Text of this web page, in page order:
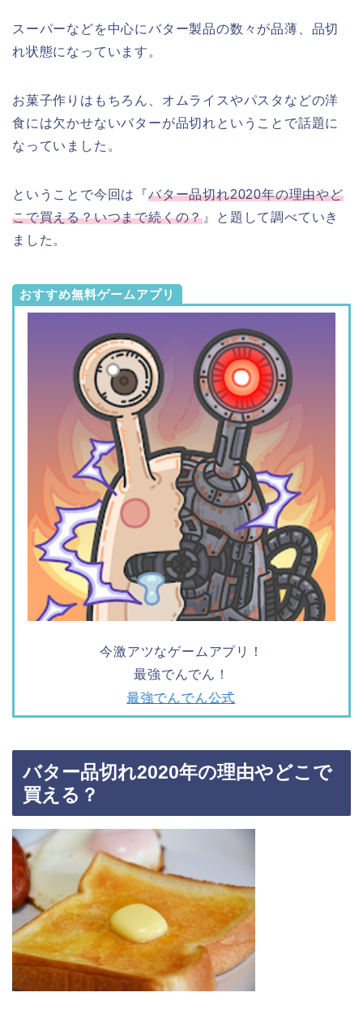
スーパーなどを中心にバター製品の数々が品薄、品切
れ状態になっています。
お菓子作りはもちろん、オムライスやパスタなどの洋
食には欠かせないバターが品切れということで話題に
なっていました。
ということで今回は『バター品切れ2020年の理由やど
こで買える？いつまで続くの？ 』と題して調べていき
ました。
おすすめ無料ゲームアプリ
今激アツなゲームアプリ！
最強でんでん！
最強でんでん公式
バター品切れ2020年の理由やどこで
買える？